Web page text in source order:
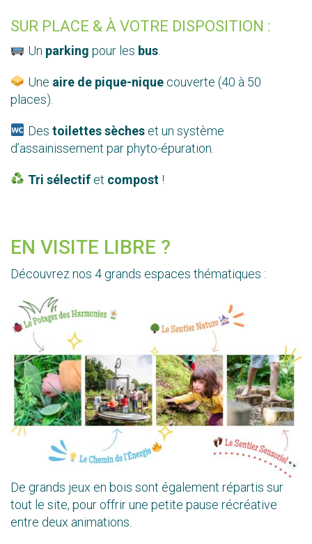
SUR PLACE & À VOTRE DISPOSITION :
Un parking pour les bus.
Une aire de pique-niquecouverte (40 à 50
places).
Des toilettes sècheset un système
d’assainissement par phyto-épuration.
Tri sélectif et compost!
EN VISITE LIBRE ?
Découvrez nos 4 grands espaces thématiques :
De grands jeux en bois sont également répartis sur
tout le site, pour offrir une petite pause récréative
entre deux animations.